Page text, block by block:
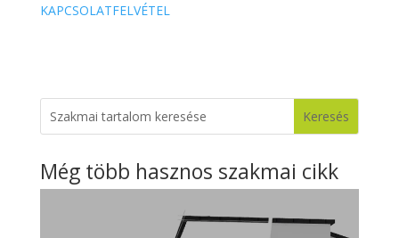
KAPCSOLATFELVÉTEL
Még több hasznos szakmai cikk